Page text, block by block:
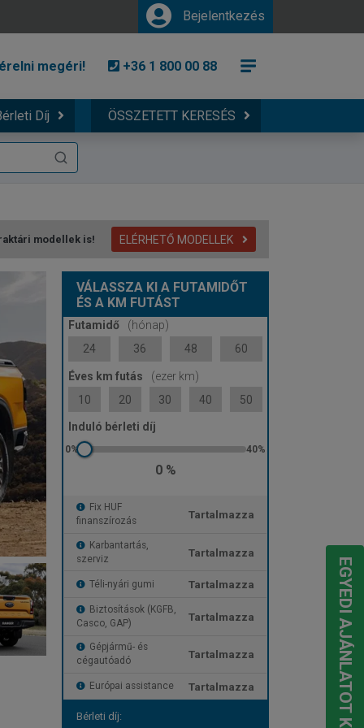
Bejelentkezés
megéri! +36 1 800 00 88
Díj ÖSSZETETT KERESÉS
modellek is! ELÉRHETŐ MODELLEK
VÁLASSZA KI A FUTAMIDŐT
ÉS A KM FUTÁST
Futamidő
(hónap)
24
36 48 60
Éves km futás
(ezer km)
10
20 30 40 50
Induló bérleti díj
0 %
Fix HUF
finanszírozás
Tartalmazza
Karbantartás,
szerviz
Tartalmazza
Téli-nyári gumi Tartalmazza
Biztosítások (KGFB,
Casco, GAP)
Tartalmazza
Gépjármű- és
cégautóadó
Tartalmazza
Európai assistance Tartalmazza
Bérleti díj: EGYEDI AJÁNLATOT KÉREK